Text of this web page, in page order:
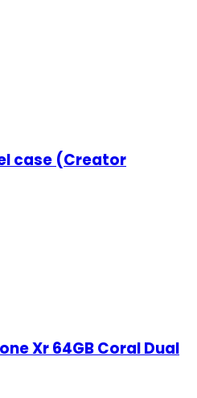
case (Creator
Xr 64GB Coral Dual